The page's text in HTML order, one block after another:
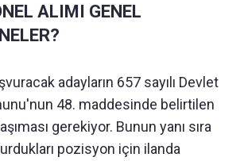
ALIMI GENEL
adayların 657 sayılı Devlet
48. maddesinde belirtilen
gerekiyor. Bunun yanı sıra
pozisyon için ilanda